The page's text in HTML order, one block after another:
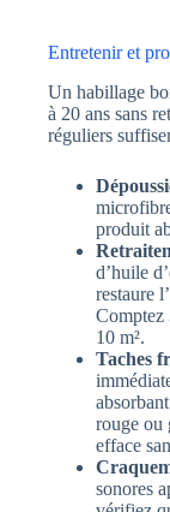
Entretenir et
Un habillage
à 20 ans sans
réguliers
produit
d’huile
restaure
Comptez
10 m².
Taches
rouge ou
efface
sonores